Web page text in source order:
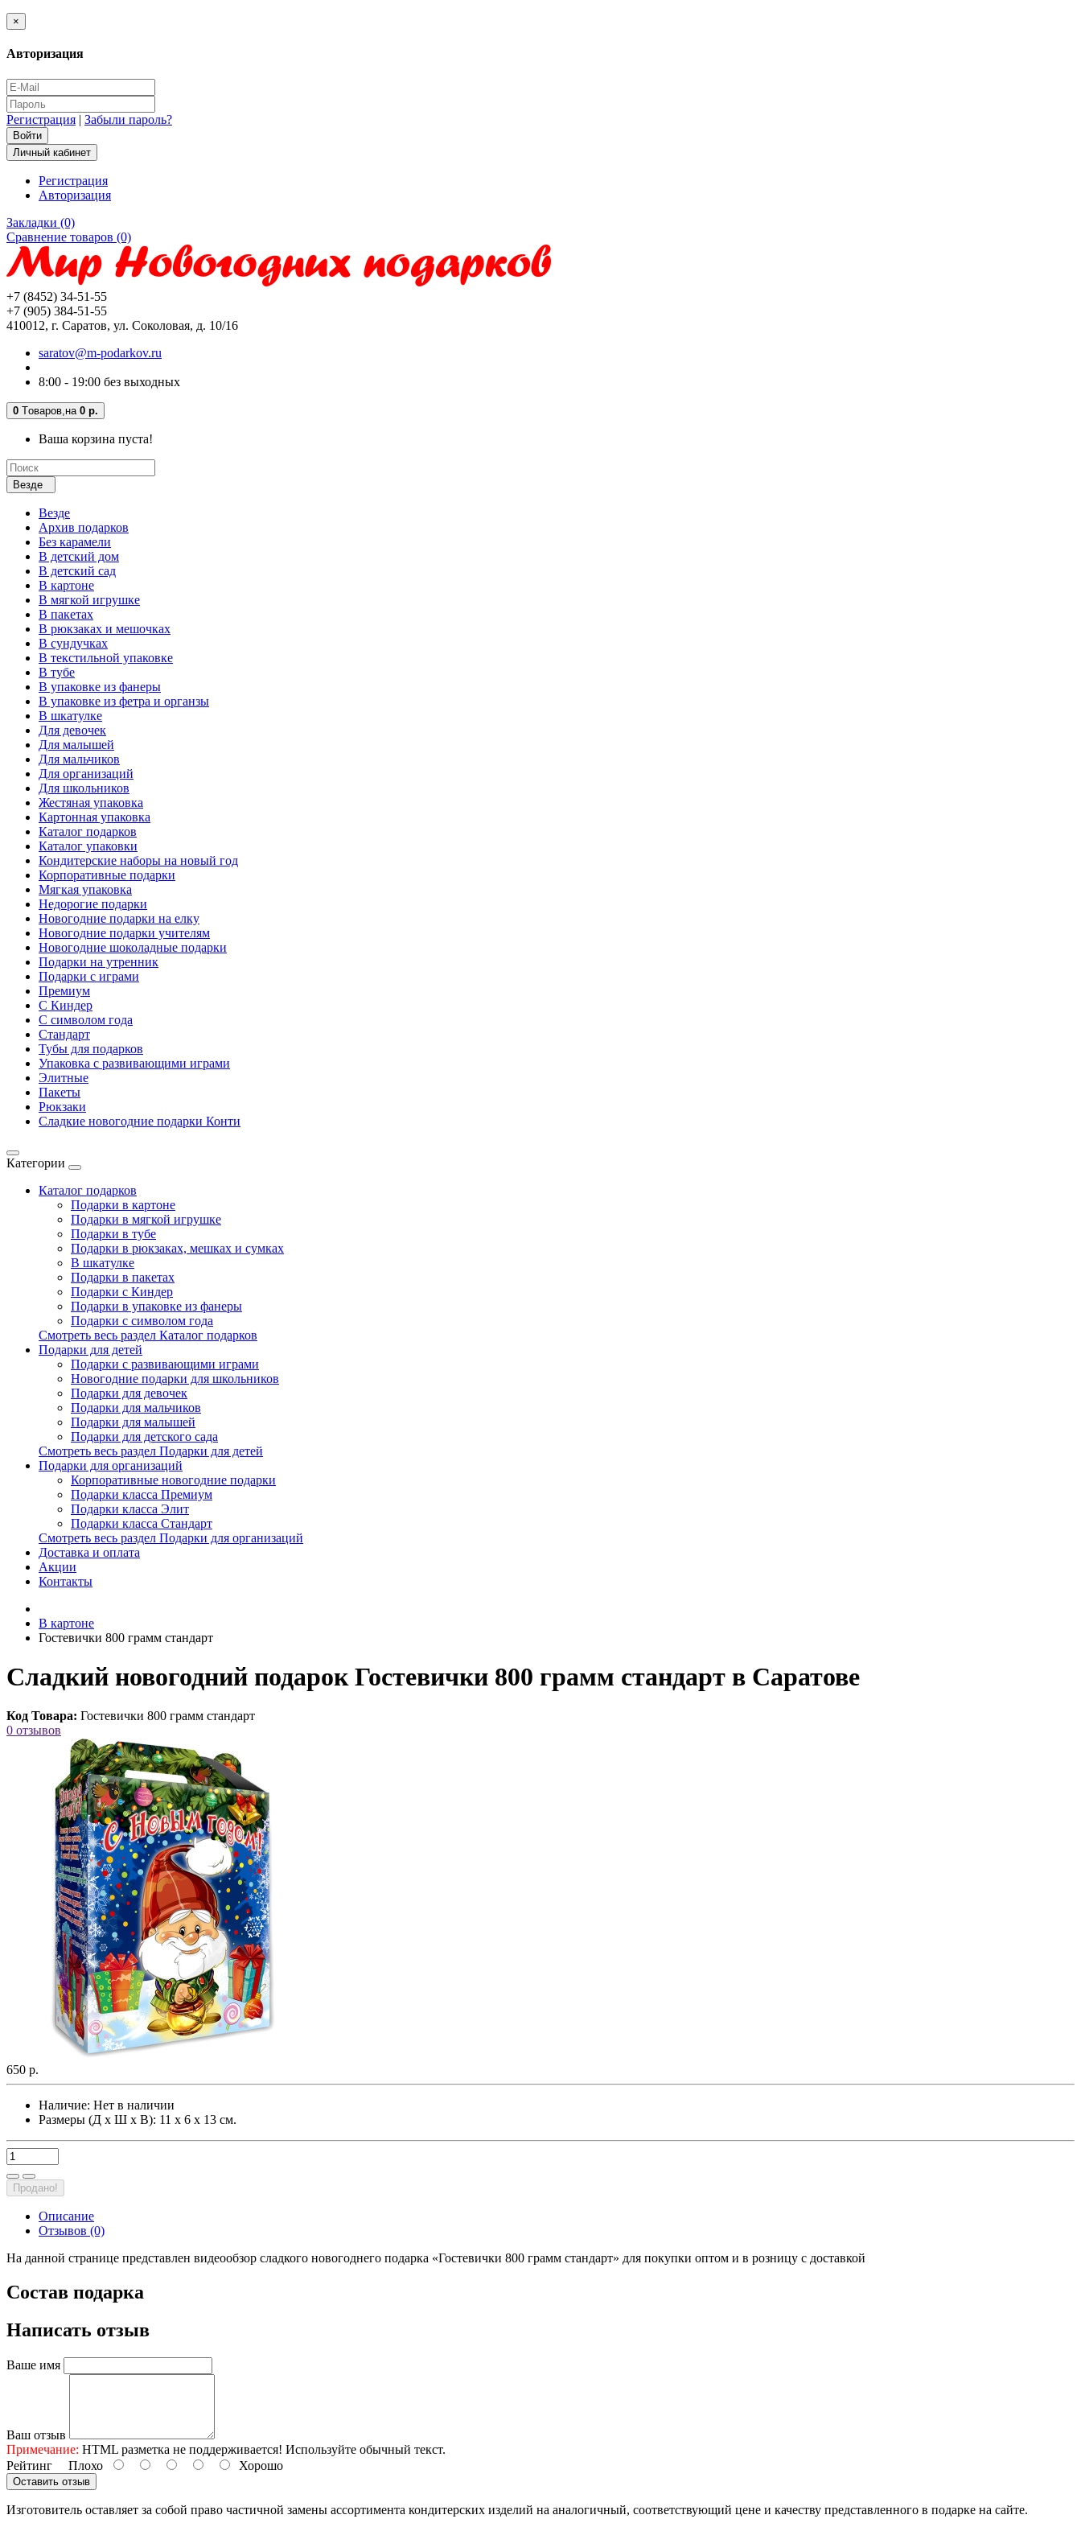
×
Авторизация
Регистрация | Забыли пароль?
Личный кабинет
Регистрация
Авторизация
Закладки (0)
Сравнение товаров (0)
+7 (8452) 34-51-55
+7 (905) 384-51-55
410012, г. Саратов, ул. Соколовая, д. 10/16
saratov@m-podarkov.ru
8:00 - 19:00 без выходных
0 Tоваров, на 0 р.
Ваша корзина пуста!
Везде
Везде
Архив подарков
Без карамели
В детский дом
В детский сад
В картоне
В мягкой игрушке
В пакетах
В рюкзаках и мешочках
В сундучках
В текстильной упаковке
В тубе
В упаковке из фанеры
В упаковке из фетра и органзы
В шкатулке
Для девочек
Для малышей
Для мальчиков
Для организаций
Для школьников
Жестяная упаковка
Картонная упаковка
Каталог подарков
Каталог упаковки
Кондитерские наборы на новый год
Корпоративные подарки
Мягкая упаковка
Недорогие подарки
Новогодние подарки на елку
Новогодние подарки учителям
Новогодние шоколадные подарки
Подарки на утренник
Подарки с играми
Премиум
С Киндер
С символом года
Стандарт
Тубы для подарков
Упаковка с развивающими играми
Элитные
Пакеты
Рюкзаки
Сладкие новогодние подарки Конти
Категории
Каталог подарков
Подарки в картоне
Подарки в мягкой игрушке
Подарки в тубе
Подарки в рюкзаках, мешках и сумках
В шкатулке
Подарки в пакетах
Подарки с Киндер
Подарки в упаковке из фанеры
Подарки с символом года
Смотреть весь раздел Каталог подарков
Подарки для детей
Подарки с развивающими играми
Новогодние подарки для школьников
Подарки для девочек
Подарки для мальчиков
Подарки для малышей
Подарки для детского сада
Смотреть весь раздел Подарки для детей
Подарки для организаций
Корпоративные новогодние подарки
Подарки класса Премиум
Подарки класса Элит
Подарки класса Стандарт
Смотреть весь раздел Подарки для организаций
Доставка и оплата
Акции
Контакты
В картоне
Гостевички 800 грамм стандарт
Сладкий новогодний подарок Гостевички 800 грамм стандарт в Саратове
Код Товара: Гостевички 800 грамм стандарт
0 отзывов
650 р.
Наличие: Нет в наличии
Размеры (Д х Ш х В): 11 х 6 х 13 см.
Продано!
Описание
Отзывов (0)
На данной странице представлен видеообзор сладкого новогоднего подарка «Гостевички 800 грамм стандарт» для покупки оптом и в розницу с доставкой
Состав подарка
Написать отзыв
Ваше имя
Ваш отзыв
Примечание: HTML разметка не поддерживается! Используйте обычный текст.
Рейтинг Плохо Хорошо
Оставить отзыв
Изготовитель оставляет за собой право частичной замены ассортимента кондитерских изделий на аналогичный, соответствующий цене и качеству представленного в подарке на сайте.